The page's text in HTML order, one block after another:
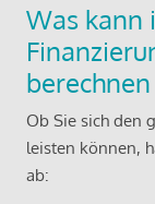
Was kann
berechnen
Ob Sie sich den
leisten können,
ab: